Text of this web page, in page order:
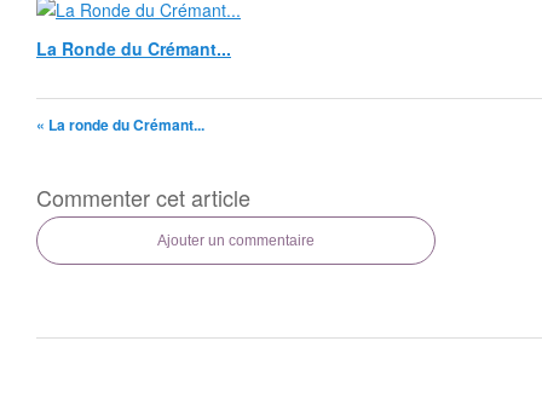
La Ronde du Crémant...
« La ronde du Crémant...
Commenter cet article
Ajouter un commentaire